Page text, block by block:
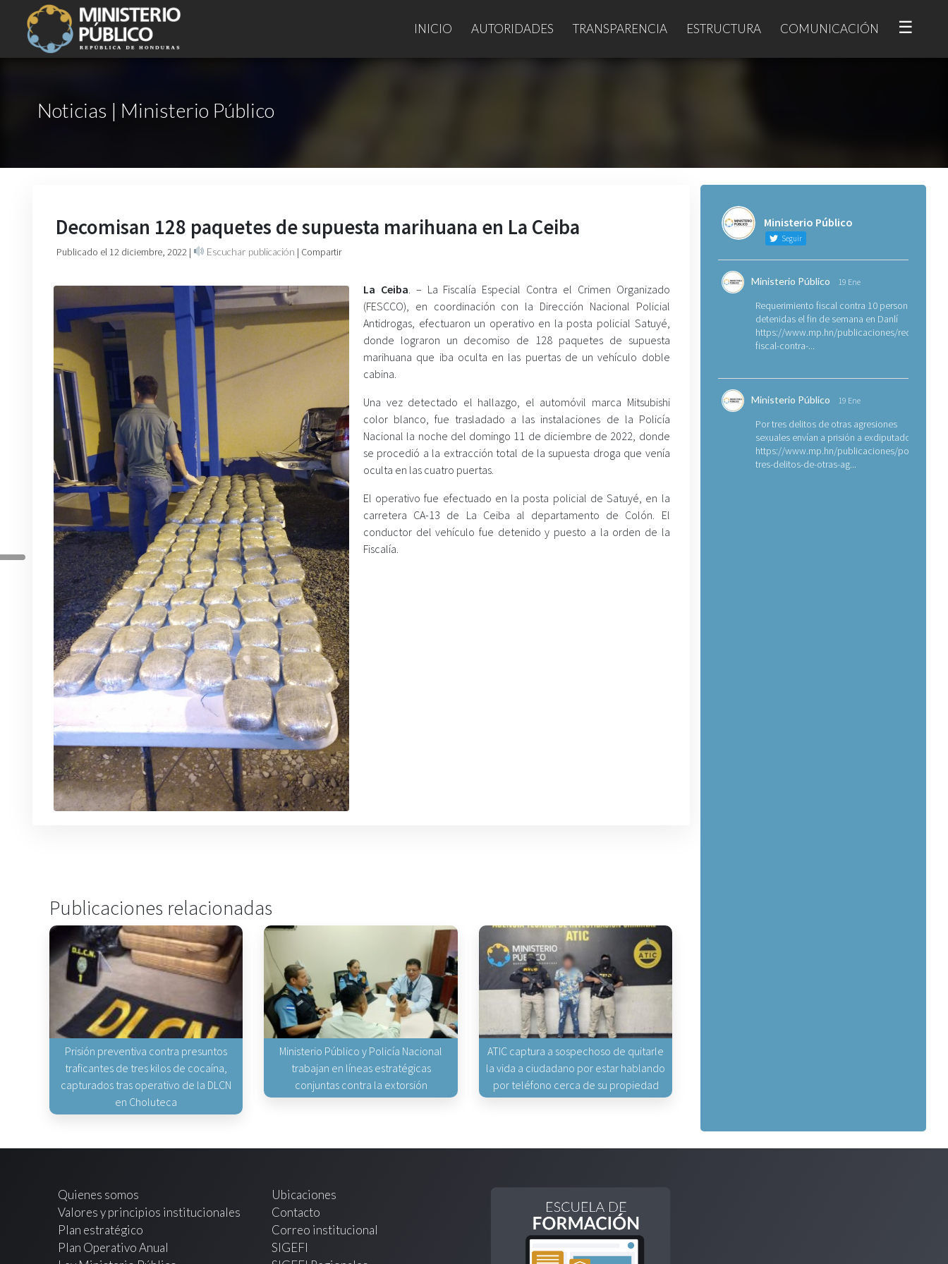
INICIO AUTORIDADES TRANSPARENCIA ESTRUCTURA COMUNICACIÓN ☰
Noticias | Ministerio Público
Decomisan 128 paquetes de supuesta marihuana en La Ceiba
Publicado el 12 diciembre, 2022 | Escuchar publicación | Compartir
La Ceiba. – La Fiscalía Especial Contra el Crimen Organizado
(FESCCO), en coordinación con la Dirección Nacional Policial
Antidrogas, efectuaron un operativo en la posta policial Satuyé,
donde lograron un decomiso de 128 paquetes de supuesta
marihuana que iba oculta en las puertas de un vehículo doble
cabina.
Una vez detectado el hallazgo, el automóvil marca Mitsubishi
color blanco, fue trasladado a las instalaciones de la Policía
Nacional la noche del domingo 11 de diciembre de 2022, donde
se procedió a la extracción total de la supuesta droga que venía
oculta en las cuatro puertas.
El operativo fue efectuado en la posta policial de Satuyé, en la
carretera CA-13 de La Ceiba al departamento de Colón. El
conductor del vehículo fue detenido y puesto a la orden de la
Fiscalía.
Publicaciones relacionadas
Prisión preventiva contra presuntos
traficantes de tres kilos de cocaína,
capturados tras operativo de la DLCN
en Choluteca
Ministerio Público y Policía Nacional
trabajan en líneas estratégicas
conjuntas contra la extorsión
ATIC captura a sospechoso de quitarle
la vida a ciudadano por estar hablando
por teléfono cerca de su propiedad
Ministerio Público
Seguir
Ministerio Público 19 Ene
Requerimiento fiscal contra 10 personas
detenidas el fin de semana en Danlí
https://www.mp.hn/publicaciones/
fiscal-contra-...
Ministerio Público 19 Ene
Por tres delitos de otras agresiones
sexuales envían a prisión a exdiputado
https://www.mp.hn/publicaciones/por-
tres-delitos-de-otras-ag...
Quienes somos
Valores y principios institucionales
Plan estratégico
Plan Operativo Anual
Ubicaciones
Contacto
Correo institucional
SIGEFI